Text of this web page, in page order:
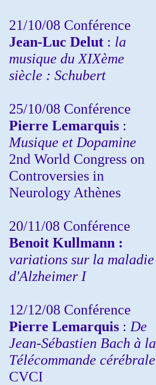
21/10/08 Conférence
Jean-Luc Delut : la
musique du XIXème
siècle : Schubert
25/10/08 Conférence
Pierre Lemarquis :
Musique et Dopamine
2nd World Congress on
Controversies in
Neurology Athènes
20/11/08 Conférence
Benoit Kullmann :
variations sur la maladie
d'Alzheimer I
12/12/08 Conférence
Pierre Lemarquis : De
Jean-Sébastien Bach à la
Télécommande cérébrale
CVCI